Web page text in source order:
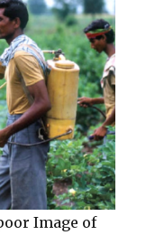
Image of